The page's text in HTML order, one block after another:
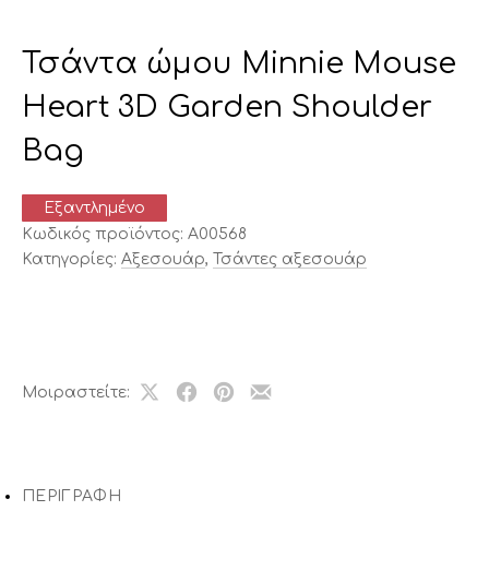
Τσάντα ώμου Minnie Mouse
Heart 3D Garden Shoulder
Bag
Εξαντλημένο
Κωδικός προϊόντος: A00568
Κατηγορίες: Αξεσουάρ, Τσάντες αξεσουάρ
Μοιραστείτε:
ShareΜοιραστείτε
Μοιραστείτε
Μοιραστείτε
ΠΕΡΙΓΡΑΦΉ